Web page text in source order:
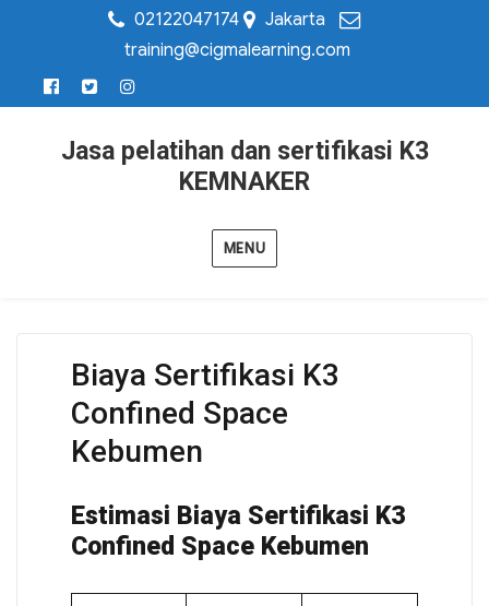
02122047174
Jakarta
training@cigmalearning.com
Jasa pelatihan dan sertifikasi K3
KEMNAKER
MENU
Biaya Sertifikasi K3
Confined Space
Kebumen
Estimasi Biaya Sertifikasi K3
Confined Space Kebumen